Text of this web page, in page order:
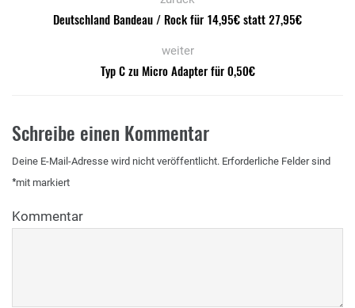
Deutschland Bandeau / Rock für 14,95€ statt 27,95€
weiter
Typ C zu Micro Adapter für 0,50€
Schreibe einen Kommentar
Deine E-Mail-Adresse wird nicht veröffentlicht. Erforderliche Felder sind
mit
* markiert
Kommentar